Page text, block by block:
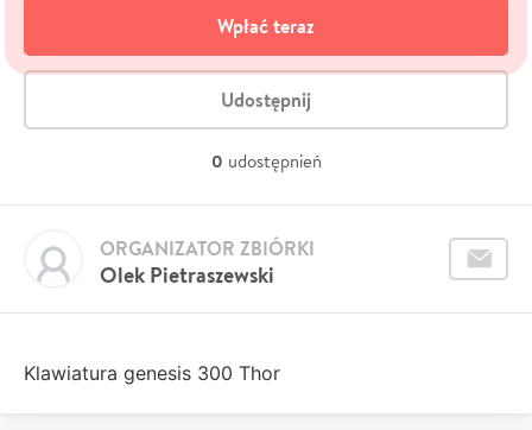
Wpłać teraz
Udostępnij
0 udostępnień
Olek Pietraszewski
ORGANIZATOR ZBIÓRKI
Klawiatura genesis 300 Thor